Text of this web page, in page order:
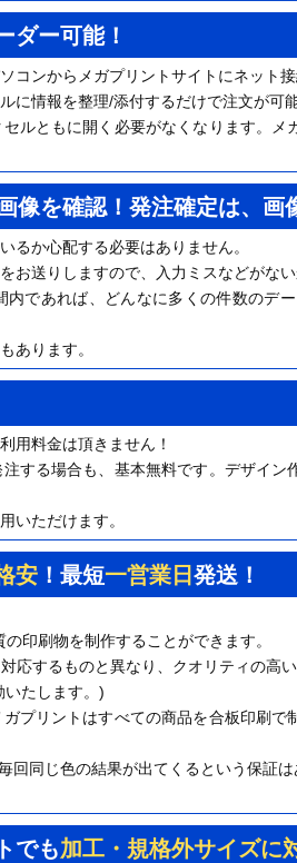
ダー可能！
コンからメガプリントサイトにネット
に情報を整理/添付するだけで注文が可
ルともに開く必要がなくなります。
像を確認！発注確定は、画
るか心配する必要はありません。
お送りしますので、入力ミスなどがな
であれば、どんなに多くの件数のデ
あります。
用料金は頂きません！
する場合も、基本無料です。デザイ
いただけます。
安 ！最短一営業日 発送！
印刷物を制作することができます。
応するものと異なり、クオリティの高
たします。)
プリントはすべての商品を合板印刷で
同じ色の結果が出てくるという保証は
でも加工・規格外サイズに